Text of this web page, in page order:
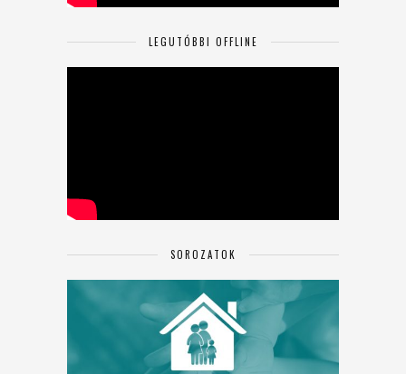
LEGUTÓBBI OFFLINE
SOROZATOK